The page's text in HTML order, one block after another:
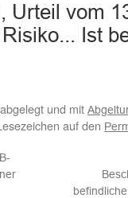
Urteil vom
Risiko... Ist
abgelegt und mit
auf den